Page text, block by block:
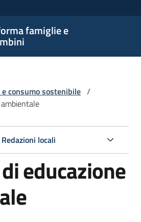
famiglie e
consumo sostenibile /
locali
educazione